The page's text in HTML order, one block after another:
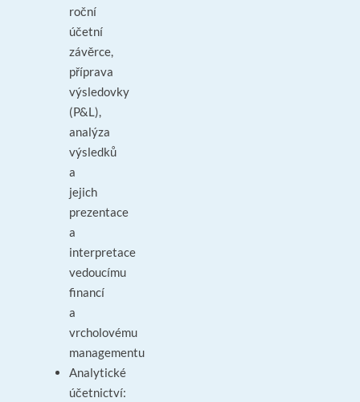
roční
účetní
závěrce,
příprava
výsledovky
(P&L),
analýza
výsledků
a
jejich
prezentace
a
interpretace
vedoucímu
financí
a
vrcholovému
managementu
Analytické
účetnictví: